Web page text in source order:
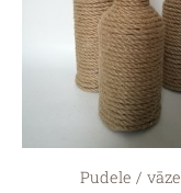
Pudele / vāze